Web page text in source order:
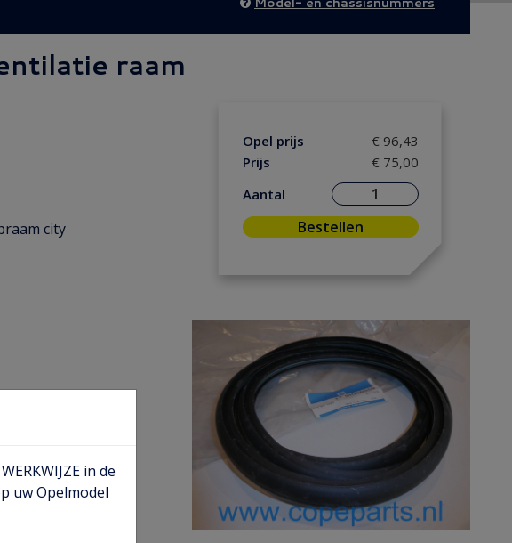
raam
city
Opel prijs
€ 96,43
Prijs
€ 75,00
Aantal
Bestellen
in de
uw Opelmodel